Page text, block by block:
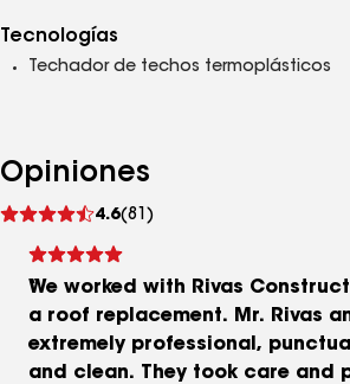
Tecnologías
Techador de techos termoplásticos
Opiniones
4.6(81)
comentarios
We worked with Rivas
a roof replacement. Mr. Rivas
extremely professional,
and clean. They took care and